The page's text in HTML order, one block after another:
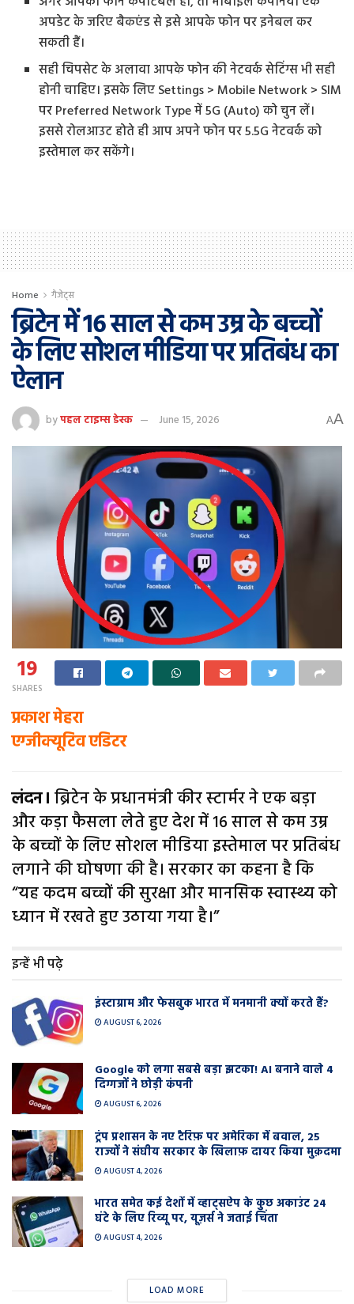
अपडेट के जरिए बैकएंड से इसे आपके फोन पर इनेबल कर
सकती हैं।
सही चिपसेट के अलावा आपके फोन की नेटवर्क सेटिंग्स भी सही
होनी चाहिए। इसके लिए Settings > Mobile Network > SIM
पर Preferred Network Type में 5G (Auto) को चुन लें।
इससे रोलआउट होते ही आप अपने फोन पर 5.5G नेटवर्क को
इस्तेमाल कर सकेंगे।
Home गैजेट्स
ब्रिटेन में 16 साल से कम उम्र के बच्चों
के लिए सोशल मीडिया पर प्रतिबंध का
ऐलान
byपहल टाइम्स डेस्क June 15, 2026 AA
19
SHARES
प्रकाश मेहरा
एग्जीक्यूटिव एडिटर
लंदन। ब्रिटेन के प्रधानमंत्री कीर स्टार्मर ने एक बड़ा
और कड़ा फैसला लेते हुए देश में 16 साल से कम उम्र
के बच्चों के लिए सोशल मीडिया इस्तेमाल पर प्रतिबंध
लगाने की घोषणा की है। सरकार का कहना है कि
“यह कदम बच्चों की सुरक्षा और मानसिक स्वास्थ्य को
ध्यान में रखते हुए उठाया गया है।”
इन्हें भी पढ़े
इंस्टाग्राम और फेसबुक भारत में मनमानी क्यों करते हैं?
AUGUST 6, 2026
Google को लगा सबसे बड़ा झटका! AI बनाने वाले 4
दिग्गजों ने छोड़ी कंपनी
AUGUST 6, 2026
ट्रंप प्रशासन के नए टैरिफ़ पर अमेरिका में बवाल, 25
राज्यों ने संघीय सरकार के खिलाफ़ दायर किया मुक़दमा
AUGUST 4, 2026
भारत समेत कई देशों में व्हाट्सऐप के कुछ अकाउंट 24
घंटे के लिए रिव्यू पर, यूज़र्स ने जताई चिंता
AUGUST 4, 2026
LOAD MORE